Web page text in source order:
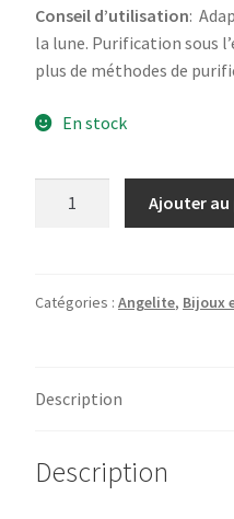
Conseil d’utilisation:
la lune. Purification sous
plus de méthodes de
En stock
Ajouter au
Catégories : Angelite, Bijoux
Description
Description